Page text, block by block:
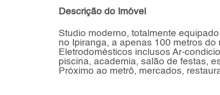
Descrição do Imóvel
Studio moderno, totalmente
no Ipiranga, a apenas 100 metros
Eletrodomésticos inclusos Ar-
piscina, academia, salão de festas,
Próximo ao metrô, mercados,